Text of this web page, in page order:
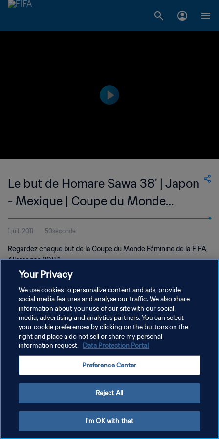
Le but de Homare Sawa 38' | Japon
- Mexique | Coupe du Monde
Féminine de la FIFA, Allemagne
2011™
1 juil. 2011 50seconde
Regardez chaque but de la Coupe du Monde Féminine de la FIFA,
Allemagne 2011™.
POLITIQUE DE CONFIDENTIALITÉ
CONDITIONS D'UTILISATION
GÉRER VOS PRÉFÉRENCES SUR LES COOKIES
Your Privacy
We use cookies to personalize content and ads, provide
social media features and analyse our traffic. We also share
information about your use of our site with our social
media, advertising and analytics partners. You can select
your cookie preferences by clicking on the buttons on the
right and place a do not sell or share my personal
information request. Data Protection Portal
Preference Center
Reject All
I'm OK with that